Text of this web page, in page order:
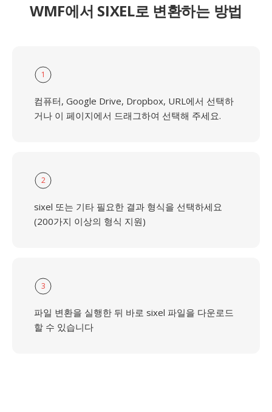
WMF에서 SIXEL로 변환하는 방법
1
컴퓨터, Google Drive, Dropbox, URL에서 선택하
거나 이 페이지에서 드래그하여 선택해 주세요.
2
sixel 또는 기타 필요한 결과 형식을 선택하세요
(200가지 이상의 형식 지원)
3
파일 변환을 실행한 뒤 바로 sixel 파일을 다운로드
할 수 있습니다